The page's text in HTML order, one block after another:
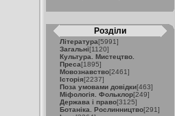
Розділи
Література[5991]
Загальні[1120]
Культура. Мистецтво.
Преса[1895]
Мовознавство[2461]
Історія[2237]
Поза умовами довідки[463]
Міфологія. Фольклор[249]
Держава і право[3125]
Ботаніка. Рослинництво[291]